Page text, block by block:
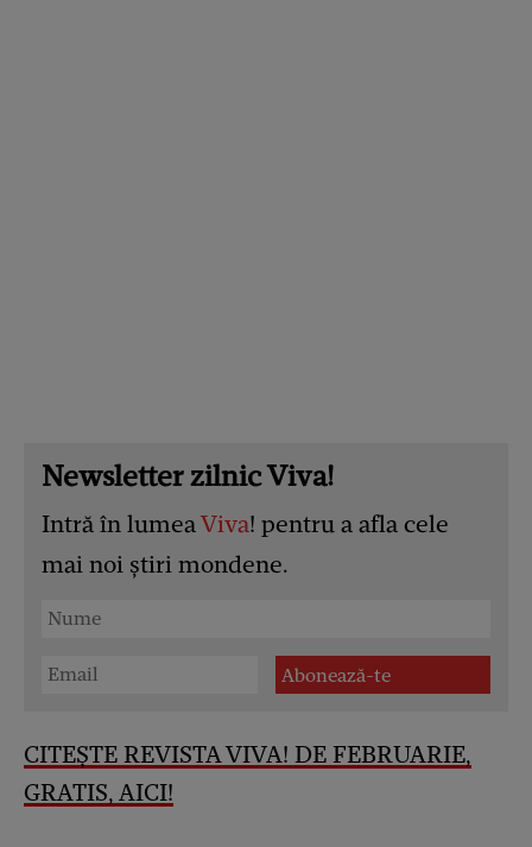
Newsletter zilnic Viva!
Intră în lumeaViva! pentru a afla cele
mai noi știri mondene.
CITEȘTE REVISTA VIVA! DE FEBRUARIE,
GRATIS, AICI!